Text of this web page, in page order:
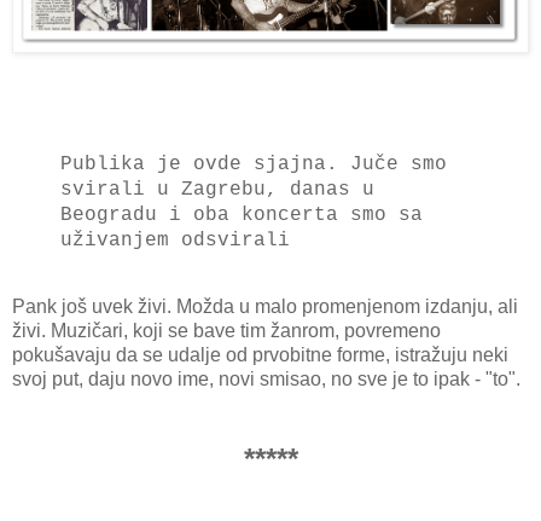
Publika je ovde sjajna. Juče smo
svirali u Zagrebu, danas u
Beogradu i oba koncerta smo sa
uživanjem odsvirali
Pank još uvek živi. Možda u malo promenjenom izdanju, ali
živi. Muzičari, koji se bave tim žanrom, povremeno
pokušavaju da se udalje od prvobitne forme, istražuju neki
svoj put, daju novo ime, novi smisao, no sve je to ipak - "to".
*****